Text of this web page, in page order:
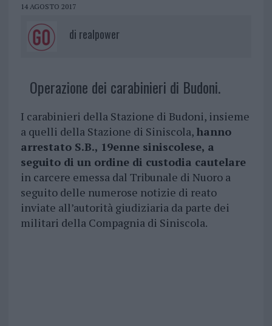
14 AGOSTO 2017
di realpower
Operazione dei carabinieri di Budoni.
I carabinieri della Stazione di Budoni, insieme
a quelli della Stazione di Siniscola, hanno
arrestato S.B., 19enne siniscolese, a
seguito di un ordine di custodia cautelare
in carcere emessa dal Tribunale di Nuoro a
seguito delle numerose notizie di reato
inviate all’autorità giudiziaria da parte dei
militari della Compagnia di Siniscola.